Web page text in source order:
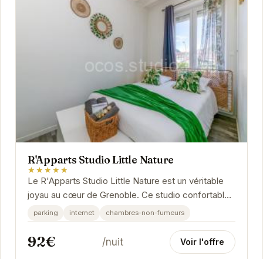
R'Apparts Studio Little Nature
★★★★★
Le R'Apparts Studio Little Nature est un véritable
joyau au cœur de Grenoble. Ce studio confortable
et moderne offre un espace de vie idéal pour...
parking internet chambres-non-fumeurs
92€ /nuit Voir l'offre